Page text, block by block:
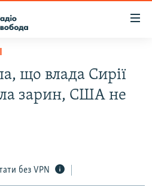
що влада Сирії
зарин, США не
без VPN